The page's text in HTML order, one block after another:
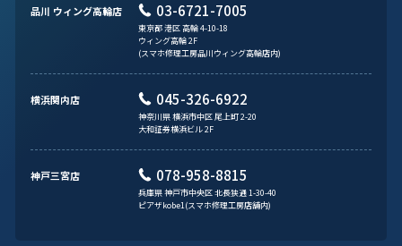
品川 ウィング高輪店 03-6721-7005
東京都 港区 高輪 4-10-18
ウィング高輪 2F
(スマホ修理工房品川ウィング高輪店内)
横浜関内店 045-326-6922
神奈川県 横浜市中区 尾上町 2-20
大和証券横浜ビル 2F
神戸三宮店 078-958-8815
兵庫県 神戸市中央区 北長狭通 1-30-40
ピアザkobe1(スマホ修理工房店舗内)